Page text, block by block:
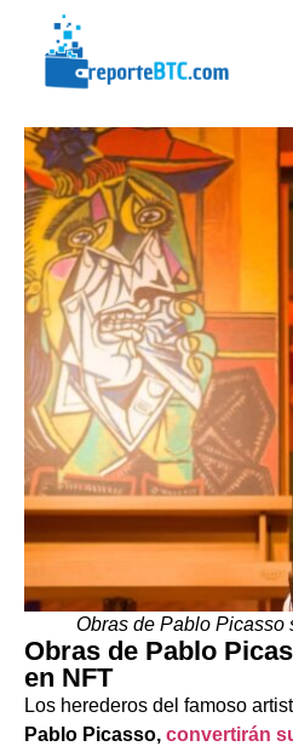
Obras de Pablo Picasso
Obras de Pablo
en NFT
Los herederos del famoso
Pablo Picasso, convertirán